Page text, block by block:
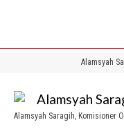
Alamsyah
Alamsyah Saragih, Komisioner